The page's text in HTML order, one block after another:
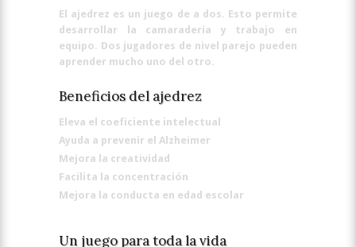
El ajedrez es un juego de a dos. Esto permite
desarrollar la camaradería y trabajo en
equipo. Dos jugadores de nivel parejo pueden
aprender mucho uno del otro.
Beneficios del ajedrez
Eleva el coeficiente intelectual
Ayuda a prevenir el Alzheimer
Mejora la creatividad
Facilita la concentración
Mejora la conducta en edad escolar
Un juego para toda la vida